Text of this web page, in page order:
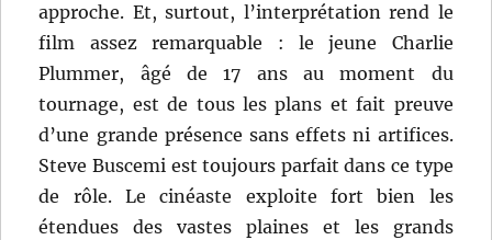
approche. Et, surtout, l’interprétation rend le
film assez remarquable : le jeune Charlie
Plummer, âgé de 17 ans au moment du
tournage, est de tous les plans et fait preuve
d’une grande présence sans effets ni artifices.
Steve Buscemi est toujours parfait dans ce type
de rôle. Le cinéaste exploite fort bien les
étendues des vastes plaines et les grands